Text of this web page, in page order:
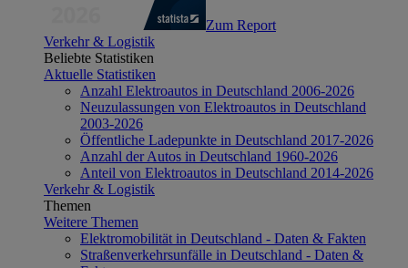
Zum Report
Verkehr & Logistik
Beliebte Statistiken
Aktuelle Statistiken
Anzahl Elektroautos in Deutschland 2006-2026
Neuzulassungen von Elektroautos in Deutschland
2003-2026
Öffentliche Ladepunkte in Deutschland 2017-2026
Anzahl der Autos in Deutschland 1960-2026
Anteil von Elektroautos in Deutschland 2014-2026
Verkehr & Logistik
Themen
Weitere Themen
Elektromobilität in Deutschland - Daten & Fakten
Straßenverkehrsunfälle in Deutschland - Daten &